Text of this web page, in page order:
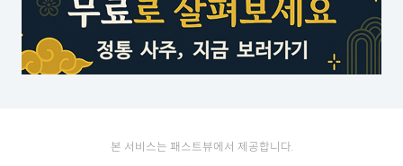
본 서비스는 패스트뷰에서 제공합니다.